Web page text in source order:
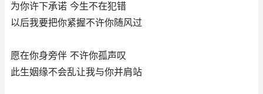
为你许下承诺 今生不在犯错
以后我要把你紧握不许你随风过
愿在你身旁伴 不许你孤声叹
此生姻缘不会乱让我与你并肩站